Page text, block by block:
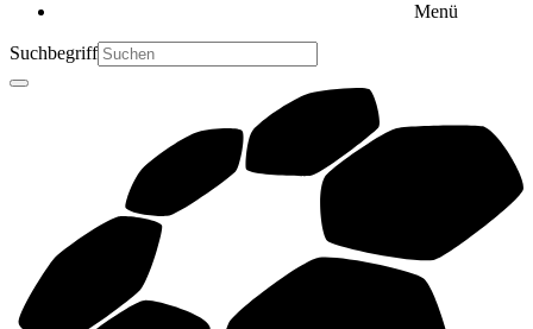
Menü
Suchbegriff